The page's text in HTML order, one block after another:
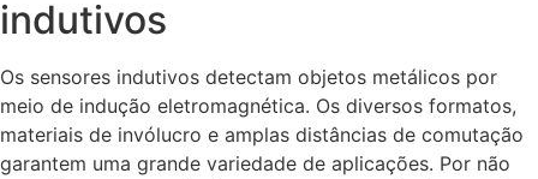
indutivos
Os sensores indutivos detectam objetos metálicos por
meio de indução eletromagnética. Os diversos formatos,
materiais de invólucro e amplas distâncias de comutação
garantem uma grande variedade de aplicações. Por não